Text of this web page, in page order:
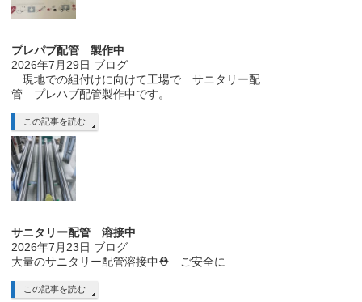
プレパブ配管 製作中
2026年7月29日 ブログ
現地での組付けに向けて工場で サニタリー配
管 プレハブ配管製作中です。
この記事を読む
サニタリー配管 溶接中
2026年7月23日 ブログ
大量のサニタリー配管溶接中⛑ ご安全に
この記事を読む